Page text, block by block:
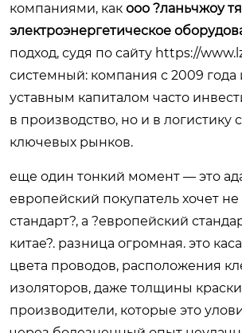
компаниями, как ооо ?ланьчжоу
электроэнергетическое
подход, судя по сайту https://
системный: компания с 2009
уставным капиталом часто
в производство, но и в логистику
ключевых рынков.
еще один тонкий момент — это
европейский покупатель хочет не
стандарт?, а ?европейский
китае?. разница огромная. это
цвета проводов, расположения
изоляторов, даже толщины
производители, которые это